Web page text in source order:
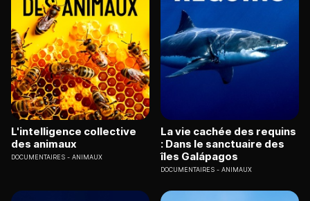
L'intelligence collective
des animaux
DOCUMENTAIRES ANIMAUX
La vie cachée des requins
: Dans le sanctuaire des
îles Galápagos
DOCUMENTAIRES ANIMAUX